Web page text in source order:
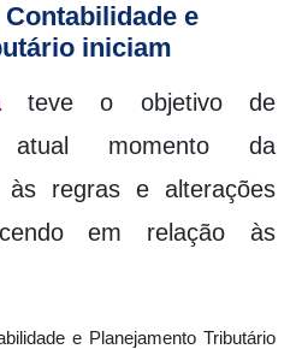
e
iniciam
teve o objetivo de
atual momento da
às regras e alterações
em relação às
e Planejamento Tributário